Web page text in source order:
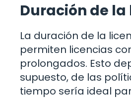
Duración de
La duración de la
permiten licencias
prolongados. Esto
supuesto, de las
tiempo sería ideal